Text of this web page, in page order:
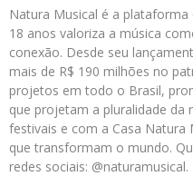
Natura Musical é a
18 anos valoriza a música
conexão. Desde seu
mais de R$ 190 milhões no
projetos em todo o Brasil,
que projetam a pluralidade da
festivais e com a Casa
que transformam o mundo.
redes sociais: @naturamusical.